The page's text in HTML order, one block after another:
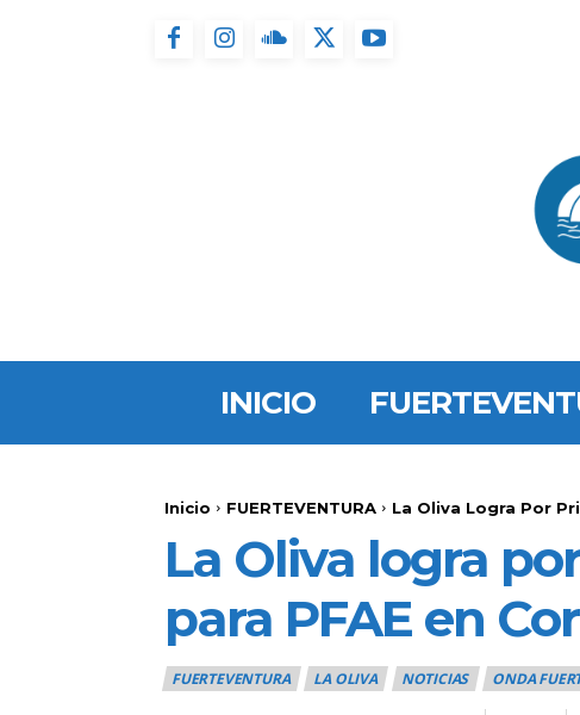
INICIO
Inicio FUERTEVENTURA La Oliva Logra Por
La Oliva logra
para PFAE en
FUERTEVENTURA LA OLIVA NOTICIAS ONDA